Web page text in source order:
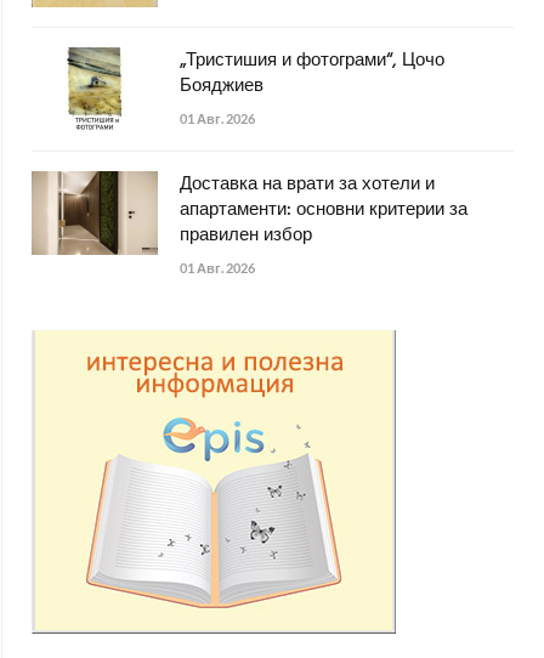
„Тристишия и фотограми“, Цочо
Бояджиев
01 Авг. 2026
Доставка на врати за хотели и
апартаменти: основни критерии за
правилен избор
01 Авг. 2026